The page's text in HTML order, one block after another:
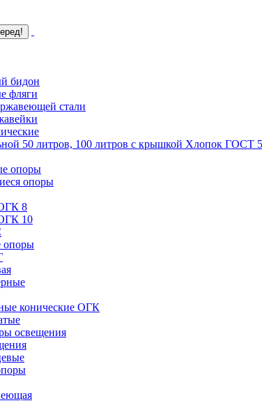
бидон
фляги
стали
50 литров, 100 литров с крышкой Хлопок ГОСТ
опоры
опоры
8
10
опоры
конические ОГК
освещения